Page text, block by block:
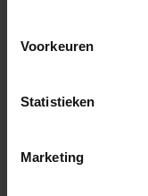
Voorkeuren
Statistieken
Marketing